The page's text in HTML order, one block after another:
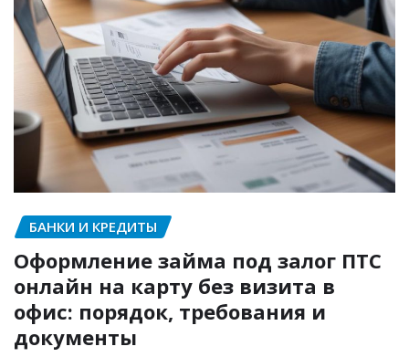
БАНКИ И КРЕДИТЫ
Оформление займа под залог ПТС
онлайн на карту без визита в
офис: порядок, требования и
документы